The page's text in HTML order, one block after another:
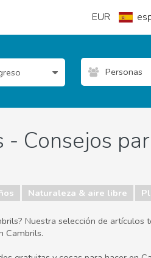
EUR
Personas
Consejos
Naturaleza & aire libre
Nuestra selección de
Cambrils.